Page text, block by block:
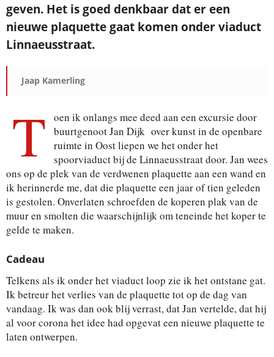
geven. Het is goed denkbaar dat er een
nieuwe plaquette gaat komen onder viaduct
Linnaeusstraat.
Jaap Kamerling
T
oen ik onlangs mee deed aan een excursie door
buurtgenoot Jan Dijk over kunst in de openbare
ruimte in Oost liepen we het onder het
spoorviaduct bij de Linnaeusstraat door. Jan wees
ons op de plek van de verdwenen plaquette aan een wand en
ik herinnerde me, dat die plaquette een jaar of tien geleden
is gestolen. Onverlaten schroefden de koperen plak van de
muur en smolten die waarschijnlijk om teneinde het koper te
gelde te maken.
Cadeau
Telkens als ik onder het viaduct loop zie ik het ontstane gat.
Ik betreur het verlies van de plaquette tot op de dag van
vandaag. Ik was dan ook blij verrast, dat Jan vertelde, dat hij
al voor corona het idee had opgevat een nieuwe plaquette te
laten ontwerpen.